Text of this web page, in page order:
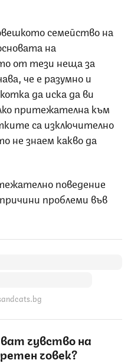
семейство на
на
от тези неща за
че е разумно и
да иска да ви
притежателна към
са изключително
не знаем какво да
поведение
проблеми във
чувство на
човек?